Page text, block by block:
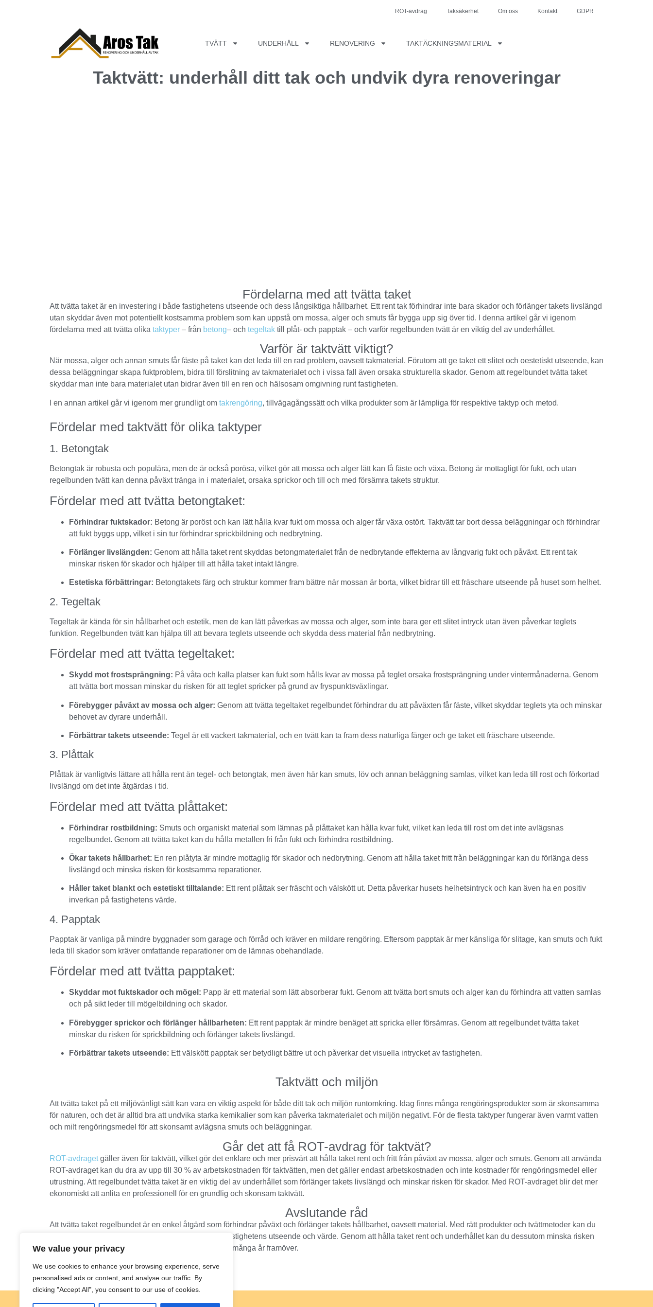
We value your privacy
We use cookies to enhance your browsing experience, serve
personalised ads or content, and analyse our traffic. By
clicking "Accept All", you consent to our use of cookies.
ROT-avdrag Taksäkerhet Om oss Kontakt GDPR
TVÄTT UNDERHÅLL RENOVERING TAKTÄCKNINGSMATERIAL
Taktvätt: underhåll ditt tak och undvik dyra renoveringar
Fördelarna med att tvätta taket
Att tvätta taket är en investering i både fastighetens utseende och dess långsiktiga hållbarhet. Ett rent tak förhindrar inte bara skador och förlänger takets livslängd
utan skyddar även mot potentiellt kostsamma problem som kan uppstå om mossa, alger och smuts får bygga upp sig över tid. I denna artikel går vi igenom
fördelarna med att tvätta olika taktyper – från betong– och tegeltak till plåt- och papptak – och varför regelbunden tvätt är en viktig del av underhållet.
Varför är taktvätt viktigt?
När mossa, alger och annan smuts får fäste på taket kan det leda till en rad problem, oavsett takmaterial. Förutom att ge taket ett slitet och oestetiskt utseende, kan
dessa beläggningar skapa fuktproblem, bidra till förslitning av takmaterialet och i vissa fall även orsaka strukturella skador. Genom att regelbundet tvätta taket
skyddar man inte bara materialet utan bidrar även till en ren och hälsosam omgivning runt fastigheten.
I en annan artikel går vi igenom mer grundligt om takrengöring, tillvägagångssätt och vilka produkter som är lämpliga för respektive taktyp och metod.
Fördelar med taktvätt för olika taktyper
1. Betongtak
Betongtak är robusta och populära, men de är också porösa, vilket gör att mossa och alger lätt kan få fäste och växa. Betong är mottagligt för fukt, och utan
regelbunden tvätt kan denna påväxt tränga in i materialet, orsaka sprickor och till och med försämra takets struktur.
Fördelar med att tvätta betongtaket:
Förhindrar fuktskador: Betong är poröst och kan lätt hålla kvar fukt om mossa och alger får växa ostört. Taktvätt tar bort dessa beläggningar och förhindrar
att fukt byggs upp, vilket i sin tur förhindrar sprickbildning och nedbrytning.
Förlänger livslängden: Genom att hålla taket rent skyddas betongmaterialet från de nedbrytande effekterna av långvarig fukt och påväxt. Ett rent tak
minskar risken för skador och hjälper till att hålla taket intakt längre.
Estetiska förbättringar: Betongtakets färg och struktur kommer fram bättre när mossan är borta, vilket bidrar till ett fräschare utseende på huset som helhet.
2. Tegeltak
Tegeltak är kända för sin hållbarhet och estetik, men de kan lätt påverkas av mossa och alger, som inte bara ger ett slitet intryck utan även påverkar teglets
funktion. Regelbunden tvätt kan hjälpa till att bevara teglets utseende och skydda dess material från nedbrytning.
Fördelar med att tvätta tegeltaket:
Skydd mot frostsprängning: På våta och kalla platser kan fukt som hålls kvar av mossa på teglet orsaka frostsprängning under vintermånaderna. Genom
att tvätta bort mossan minskar du risken för att teglet spricker på grund av fryspunktsväxlingar.
Förebygger påväxt av mossa och alger: Genom att tvätta tegeltaket regelbundet förhindrar du att påväxten får fäste, vilket skyddar teglets yta och minskar
behovet av dyrare underhåll.
Förbättrar takets utseende: Tegel är ett vackert takmaterial, och en tvätt kan ta fram dess naturliga färger och ge taket ett fräschare utseende.
3. Plåttak
Plåttak är vanligtvis lättare att hålla rent än tegel- och betongtak, men även här kan smuts, löv och annan beläggning samlas, vilket kan leda till rost och förkortad
livslängd om det inte åtgärdas i tid.
Fördelar med att tvätta plåttaket:
Förhindrar rostbildning: Smuts och organiskt material som lämnas på plåttaket kan hålla kvar fukt, vilket kan leda till rost om det inte avlägsnas
regelbundet. Genom att tvätta taket kan du hålla metallen fri från fukt och förhindra rostbildning.
Ökar takets hållbarhet: En ren plåtyta är mindre mottaglig för skador och nedbrytning. Genom att hålla taket fritt från beläggningar kan du förlänga dess
livslängd och minska risken för kostsamma reparationer.
Håller taket blankt och estetiskt tilltalande: Ett rent plåttak ser fräscht och välskött ut. Detta påverkar husets helhetsintryck och kan även ha en positiv
inverkan på fastighetens värde.
4. Papptak
Papptak är vanliga på mindre byggnader som garage och förråd och kräver en mildare rengöring. Eftersom papptak är mer känsliga för slitage, kan smuts och fukt
leda till skador som kräver omfattande reparationer om de lämnas obehandlade.
Fördelar med att tvätta papptaket:
Skyddar mot fuktskador och mögel: Papp är ett material som lätt absorberar fukt. Genom att tvätta bort smuts och alger kan du förhindra att vatten samlas
och på sikt leder till mögelbildning och skador.
Förebygger sprickor och förlänger hållbarheten: Ett rent papptak är mindre benäget att spricka eller försämras. Genom att regelbundet tvätta taket
minskar du risken för sprickbildning och förlänger takets livslängd.
Förbättrar takets utseende: Ett välskött papptak ser betydligt bättre ut och påverkar det visuella intrycket av fastigheten.
Taktvätt och miljön
Att tvätta taket på ett miljövänligt sätt kan vara en viktig aspekt för både ditt tak och miljön runtomkring. Idag finns många rengöringsprodukter som är skonsamma
för naturen, och det är alltid bra att undvika starka kemikalier som kan påverka takmaterialet och miljön negativt. För de flesta taktyper fungerar även varmt vatten
och milt rengöringsmedel för att skonsamt avlägsna smuts och beläggningar.
Går det att få ROT-avdrag för taktvät?
ROT-avdragetgäller även för taktvätt, vilket gör det enklare och mer prisvärt att hålla taket rent och fritt från påväxt av mossa, alger och smuts. Genom att använda
ROT-avdraget kan du dra av upp till 30 % av arbetskostnaden för taktvätten, men det gäller endast arbetskostnaden och inte kostnader för rengöringsmedel eller
utrustning. Att regelbundet tvätta taket är en viktig del av underhållet som förlänger takets livslängd och minskar risken för skador. Med ROT-avdraget blir det mer
ekonomiskt att anlita en professionell för en grundlig och skonsam taktvätt.
Avslutande råd
Att tvätta taket regelbundet är en enkel åtgärd som förhindrar påväxt och förlänger takets hållbarhet, oavsett material. Med rätt produkter och tvättmetoder kan du
inte bara bevara takets funktion utan även förbättra fastighetens utseende och värde. Genom att hålla taket rent och underhållet kan du dessutom minska risken
för kostsamma reparationer och få ett tak som håller i många år framöver.